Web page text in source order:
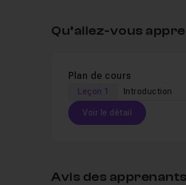
Les calques de Photoshop,
Un QCM vous permet de
Pour en apprendre plus sur
Qu’allez-vous
Plan de cours
Leçon 1 Introduction
Voir le détail
Avis des apprenants